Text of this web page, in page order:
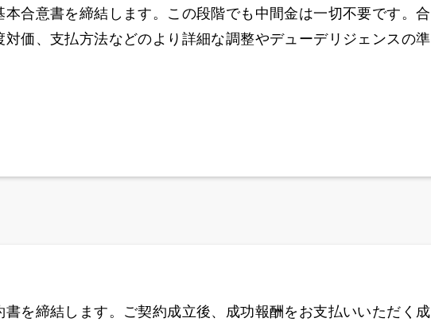
合意書を締結します。この段階でも中間金は一切不要です。合
価、支払方法などのより詳細な調整やデューデリジェンスの準
を締結します。ご契約成立後、成功報酬をお支払いいただく成